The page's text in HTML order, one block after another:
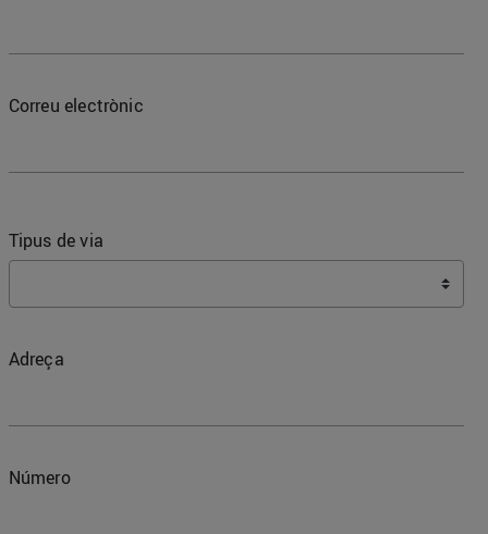
Correu electrònic
Tipus de via
Adreça
Número